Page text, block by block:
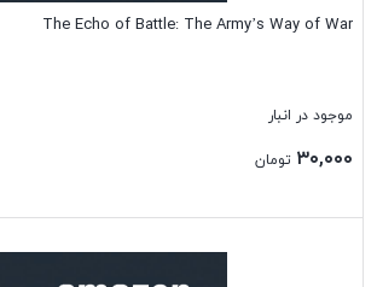
The Echo of Battle: The Army’s Way of War
موجود در انبار
۳۰,۰۰۰ تومان